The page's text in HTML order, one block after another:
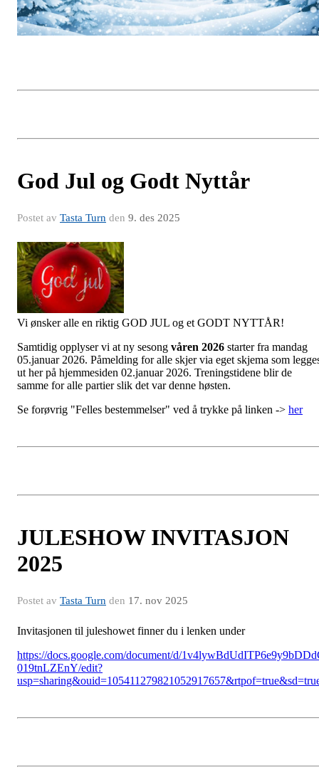
God Jul og Godt Nyttår
Postet av Tasta Turn den 9. des 2025
Vi ønsker alle en riktig GOD JUL og et GODT NYTTÅR!
Samtidig opplyser vi at ny sesong våren 2026 starter fra mandag
05.januar 2026. Påmelding for alle skjer via eget skjema som
ut her på hjemmesiden 02.januar 2026. Treningstidene blir de
samme for alle partier slik det var denne høsten.
Se forøvrig "Felles bestemmelser" ved å trykke på linken -> her
JULESHOW INVITASJON
2025
Postet av Tasta Turn den 17. nov 2025
Invitasjonen til juleshowet finner du i lenken under
https://docs.google.com/document/d/
019tnLZEnY/edit?